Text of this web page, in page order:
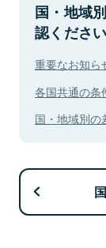
国・地域
認ください
重要なお知ら
各国共通の条
国・地域別の